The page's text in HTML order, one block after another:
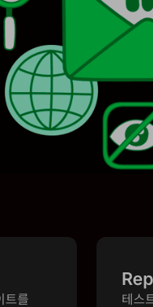
트를
테스